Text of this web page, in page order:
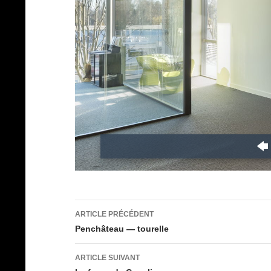
Navigation
des
articles
ARTICLE PRÉCÉDENT
Penchâteau — tourelle
ARTICLE SUIVANT